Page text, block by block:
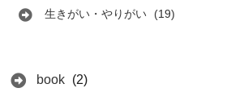
生きがい・やりがい (19)
book (2)